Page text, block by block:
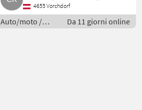
4655 Vorchdorf
Auto/moto /
Berline
Da 11 giorni online